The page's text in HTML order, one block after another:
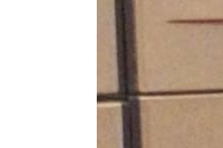
サ
イ